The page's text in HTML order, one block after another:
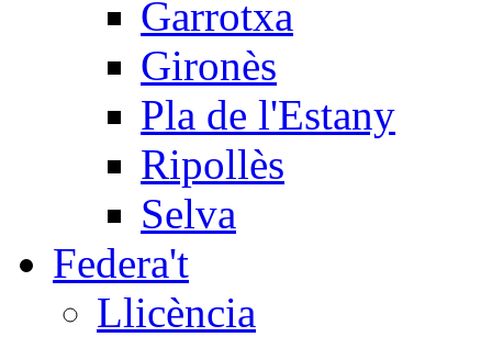
Garrotxa
Gironès
Pla de l'Estany
Ripollès
Selva
Federa't
Llicència